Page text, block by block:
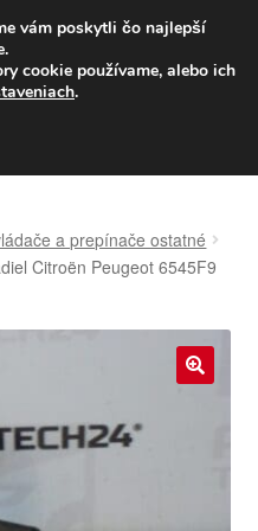
221 276
a prepínače ostatné
Citroën Peugeot 6545F9
vám poskytli čo najlepší
cookie používame, alebo ich
.